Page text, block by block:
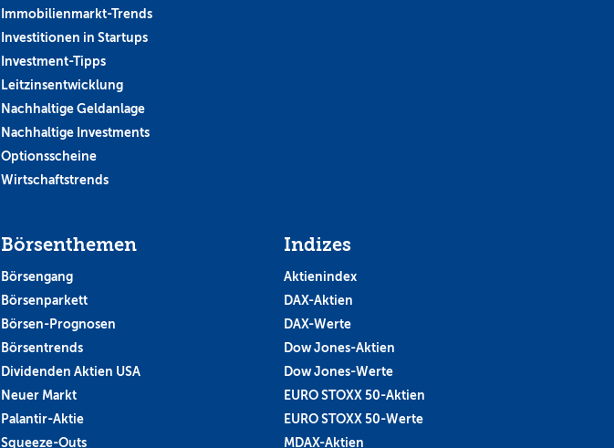
Immobilienmarkt-Trends
Investitionen in Startups
Investment-Tipps
Leitzinsentwicklung
Nachhaltige Geldanlage
Nachhaltige Investments
Optionsscheine
Wirtschaftstrends
Börsenthemen
Börsengang
Börsenparkett
Börsen-Prognosen
Börsentrends
Dividenden Aktien USA
Neuer Markt
Palantir-Aktie
Squeeze-Outs
Indizes
Aktienindex
DAX-Aktien
DAX-Werte
Dow Jones-Aktien
Dow Jones-Werte
EURO STOXX 50-Aktien
EURO STOXX 50-Werte
MDAX-Aktien